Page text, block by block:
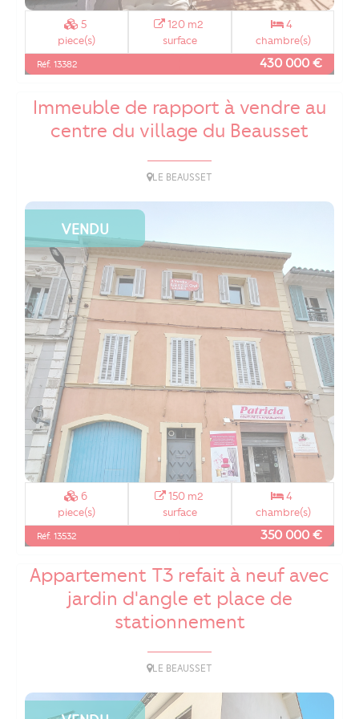
5
piece(s)
120 m2
surface
4
chambre(s)
Réf. 13382 430 000 €
Immeuble de rapport à vendre au
centre du village du Beausset
LE BEAUSSET
VENDU
6
piece(s)
150 m2
surface
4
chambre(s)
Réf. 13532 350 000 €
Appartement T3 refait à neuf avec
jardin d'angle et place de
stationnement
LE BEAUSSET